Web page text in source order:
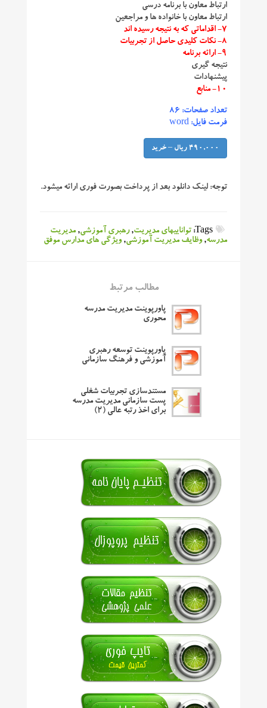
ارتباط معاون با برنامه درسی
ارتباط معاون با خانواده ها و مراجعین
۷- اقداماتی که به نتیجه رسیده اند
۸- نکات کلیدی حاصل از تجربیات
۹- ارائه برنامه
نتیجه گیری
پیشنهادات
۱۰- منابع
تعداد صفحات: ۸۶
فرمت فایل: word
490,000 ریال – خرید
توجه: لینک دانلود بعد از پرداخت بصورت فوری ارائه میشود.
Tags: تواناییهای مدیریت,رهبری آموزشی,مدیریت
مدرسه,وظایف مدیریت آموزشی,ویژگی های مدارس موفق
مطالب مرتبط
پاورپوینت مدیریت مدرسه
محوری
پاورپوینت توسعه رهبری
آموزشی و فرهنگ سازمانی
مستندسازی تجربیات شغلی
پست سازمانی مدیریت مدرسه
برای اخذ رتبه عالی (۲)